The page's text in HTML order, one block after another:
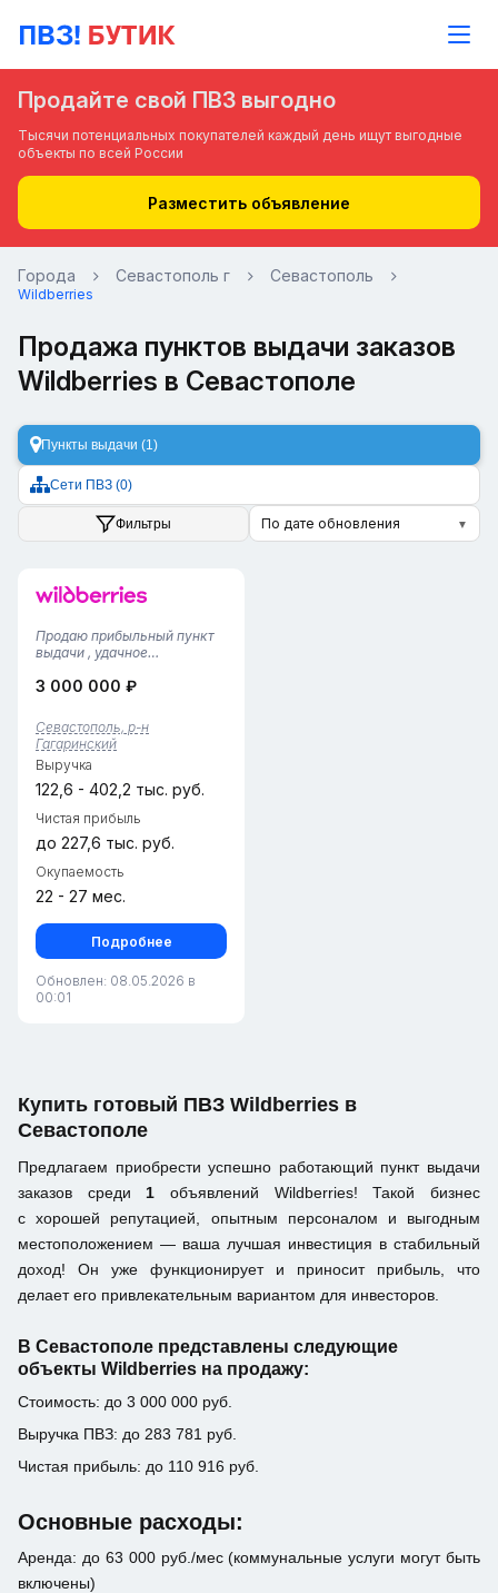
Продайте свой ПВЗ выгодно
Тысячи потенциальных покупателей каждый день ищут выгодные
объекты по всей России
Разместить объявление
Города Севастополь г Севастополь
Wildberries
Продажа пунктов выдачи заказов
Wildberries в Севастополе
Пункты выдачи (1)
Сети ПВЗ (0)
Фильтры По дате обновления ▼
Продаю прибыльный пункт
выдачи , удачное
продается «под ключ» со
техникой.График с 10:00 до
22:00Ухоженный склад с
ячеечным хранением и
прочными стеллажами.
Ника...
3 000 000 ₽
Севастополь, р-н
Гагаринский
Выручка
122,6 - 402,2 тыс. руб.
Чистая прибыль
до 227,6 тыс. руб.
Окупаемость
22 - 27 мес.
Подробнее
Обновлен: 08.05.2026 в
00:01
Купить готовый ПВЗ Wildberries в
Севастополе
Предлагаем приобрести успешно работающий пункт выдачи
заказов среди 1 объявлений Wildberries! Такой бизнес
с хорошей репутацией, опытным персоналом и выгодным
местоположением — ваша лучшая инвестиция в стабильный
доход! Он уже функционирует и приносит прибыль, что
делает его привлекательным вариантом для инвесторов.
В Севастополе представлены следующие
объекты Wildberries на продажу:
Стоимость: до 3 000 000 руб.
Выручка ПВЗ: до 283 781 руб.
Чистая прибыль: до 110 916 руб.
Основные расходы:
Аренда: до 63 000 руб./мес (коммунальные услуги могут быть
включены)